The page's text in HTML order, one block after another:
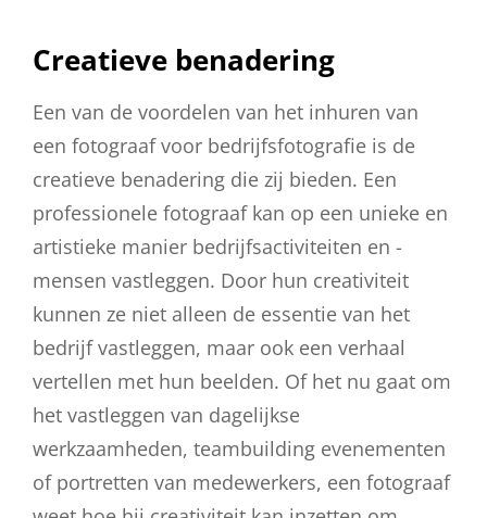
Creatieve benadering
Een van de voordelen van het inhuren van
een fotograaf voor bedrijfsfotografie is de
creatieve benadering die zij bieden. Een
professionele fotograaf kan op een unieke en
artistieke manier bedrijfsactiviteiten en -
mensen vastleggen. Door hun creativiteit
kunnen ze niet alleen de essentie van het
bedrijf vastleggen, maar ook een verhaal
vertellen met hun beelden. Of het nu gaat om
het vastleggen van dagelijkse
werkzaamheden, teambuilding evenementen
of portretten van medewerkers, een fotograaf